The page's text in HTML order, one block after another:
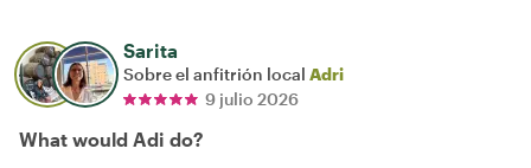
Sarita
Sobre el anfitrión local Adri
9 julio 2026
What would Adi do?